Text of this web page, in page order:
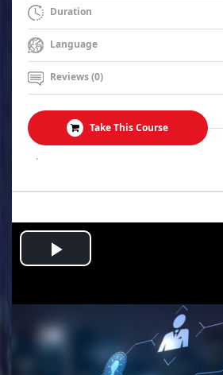
Duration
Language
Reviews (0)
Take This Course
.
Play
Video